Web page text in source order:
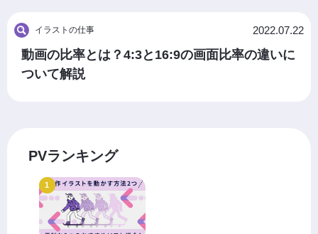
イラストの仕事 2022.07.22
動画の比率とは？4:3と16:9の画面比率の違いに
ついて解説
PVランキング